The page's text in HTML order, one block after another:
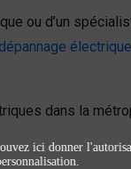
ou d’un
dépannage électrique
dans la
ici donner